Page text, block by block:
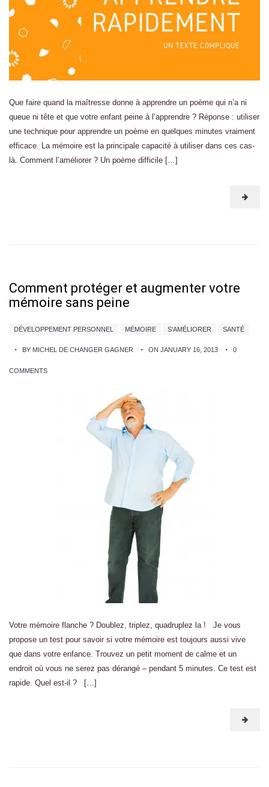
Que faire quand la maîtresse donne à apprendre un poème qui n’a ni
queue ni tête et que votre enfant peine à l’apprendre ? Réponse : utiliser
une technique pour apprendre un poème en quelques minutes vraiment
efficace. La mémoire est la principale capacité à utiliser dans ces cas-
là. Comment l’améliorer ? Un poème difficile […]
Comment protéger et augmenter votre
mémoire sans peine
DÉVELOPPEMENT PERSONNEL MÉMOIRE S'AMÉLIORER SANTÉ
BY MICHEL DE CHANGER GAGNER ON JANUARY 16, 2013 0
COMMENTS
Votre mémoire flanche ? Doublez, triplez, quadruplez la ! Je vous
propose un test pour savoir si votre mémoire est toujours aussi vive
que dans votre enfance. Trouvez un petit moment de calme et un
endroit où vous ne serez pas dérangé – pendant 5 minutes. Ce test est
rapide. Quel est-il ? […]